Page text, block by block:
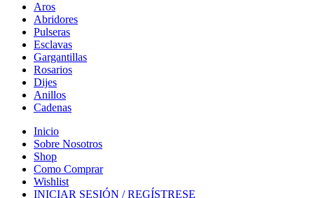
Aros
Abridores
Pulseras
Esclavas
Gargantillas
Rosarios
Dijes
Anillos
Cadenas
Inicio
Sobre Nosotros
Shop
Como Comprar
Wishlist
INICIAR SESIÓN / REGÍSTRESE